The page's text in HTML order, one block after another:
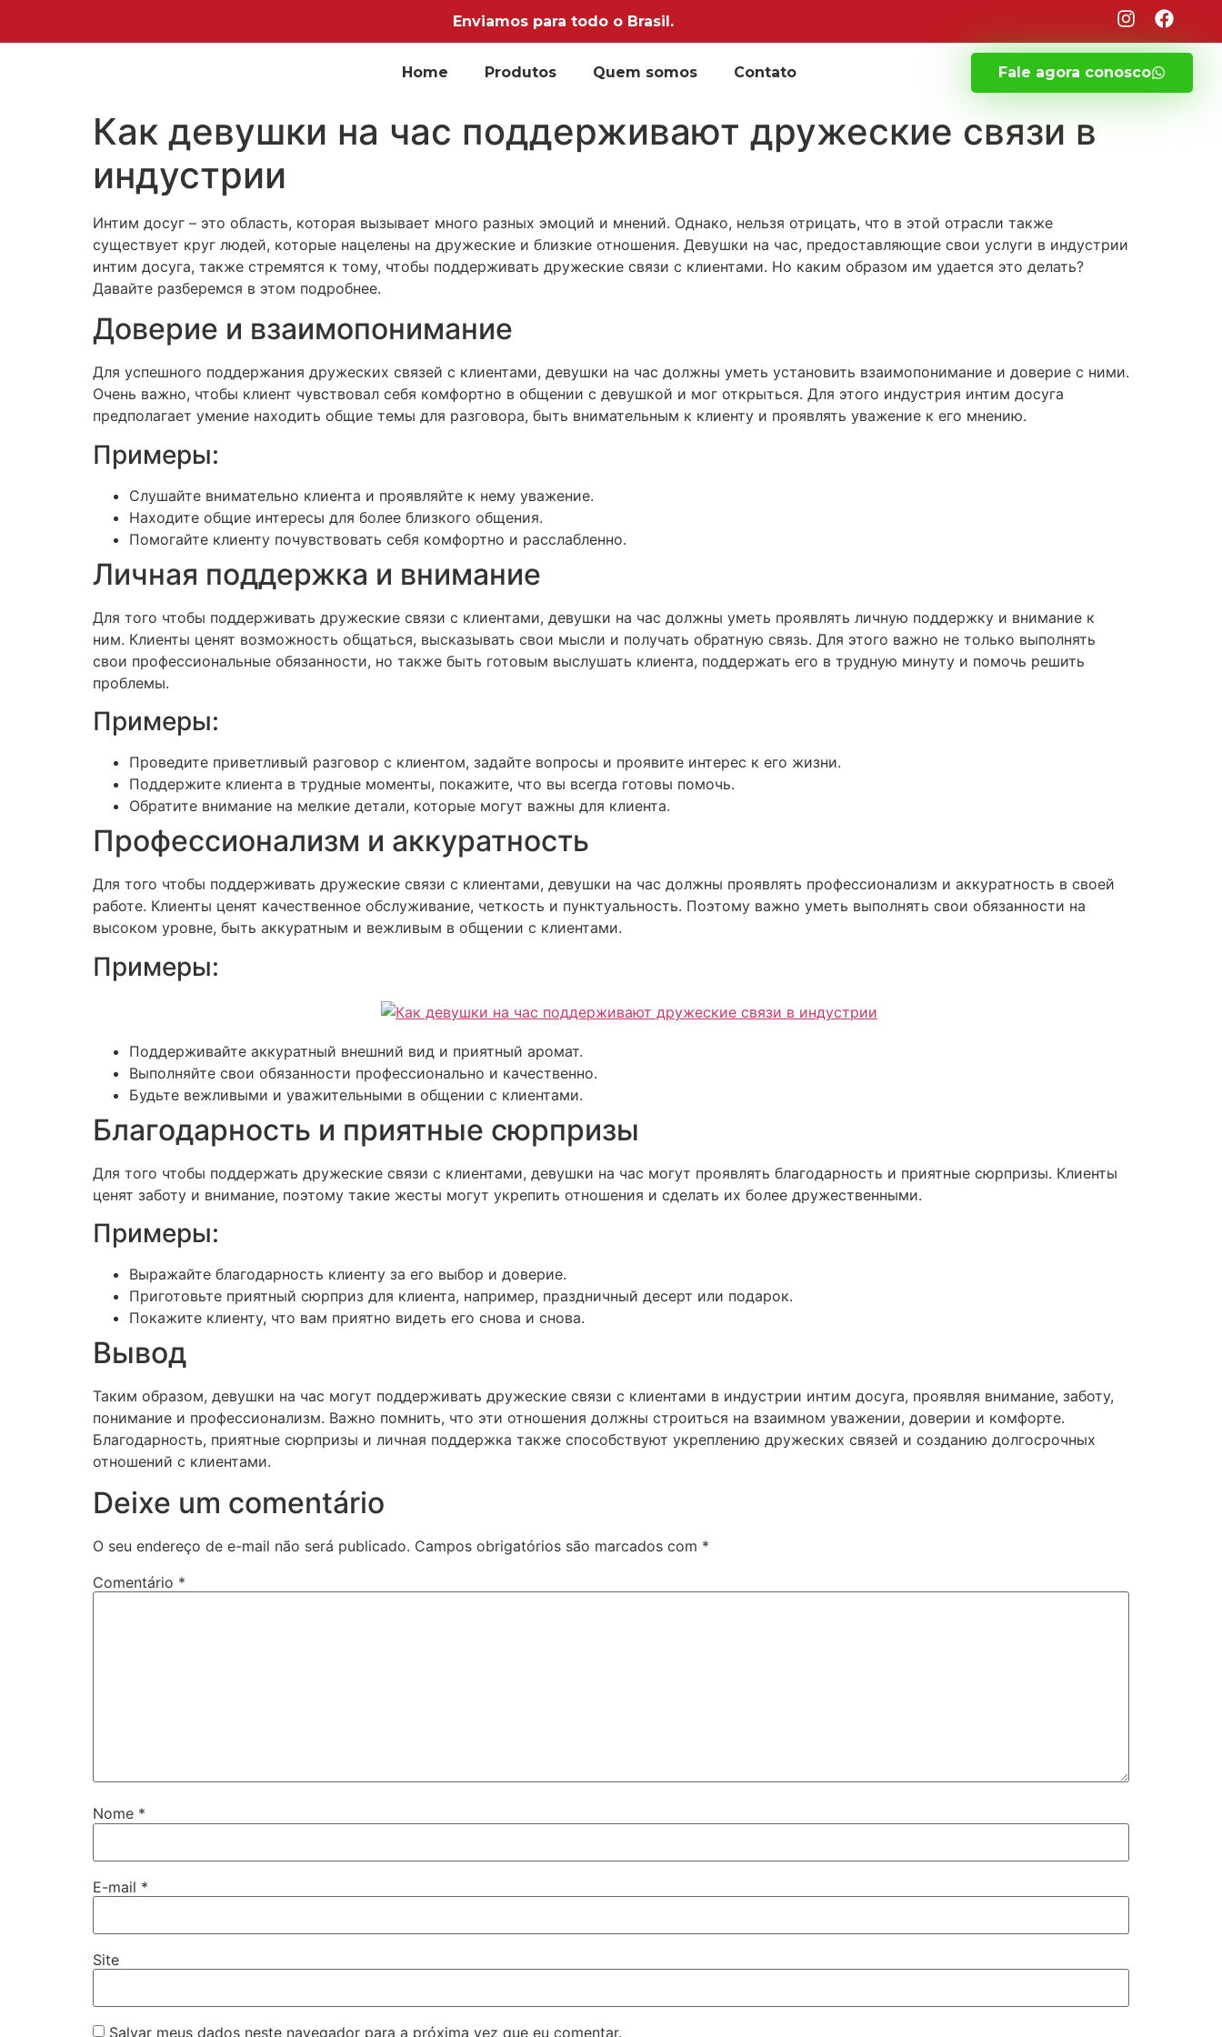
Enviamos para todo o Brasil.
Home Produtos Quem somos Contato Fale agora conosco
Как девушки на час поддерживают дружеские связи в
индустрии
Интим досуг – это область, которая вызывает много разных эмоций и мнений. Однако, нельзя отрицать, что в этой отрасли также
существует круг людей, которые нацелены на дружеские и близкие отношения. Девушки на час, предоставляющие свои услуги в индустрии
интим досуга, также стремятся к тому, чтобы поддерживать дружеские связи с клиентами. Но каким образом им удается это делать?
Давайте разберемся в этом подробнее.
Доверие и взаимопонимание
Для успешного поддержания дружеских связей с клиентами, девушки на час должны уметь установить взаимопонимание и доверие с ними.
Очень важно, чтобы клиент чувствовал себя комфортно в общении с девушкой и мог открыться. Для этого индустрия интим досуга
предполагает умение находить общие темы для разговора, быть внимательным к клиенту и проявлять уважение к его мнению.
Примеры:
Слушайте внимательно клиента и проявляйте к нему уважение.
Находите общие интересы для более близкого общения.
Помогайте клиенту почувствовать себя комфортно и расслабленно.
Личная поддержка и внимание
Для того чтобы поддерживать дружеские связи с клиентами, девушки на час должны уметь проявлять личную поддержку и внимание к
ним. Клиенты ценят возможность общаться, высказывать свои мысли и получать обратную связь. Для этого важно не только выполнять
свои профессиональные обязанности, но также быть готовым выслушать клиента, поддержать его в трудную минуту и помочь решить
проблемы.
Примеры:
Проведите приветливый разговор с клиентом, задайте вопросы и проявите интерес к его жизни.
Поддержите клиента в трудные моменты, покажите, что вы всегда готовы помочь.
Обратите внимание на мелкие детали, которые могут важны для клиента.
Профессионализм и аккуратность
Для того чтобы поддерживать дружеские связи с клиентами, девушки на час должны проявлять профессионализм и аккуратность в своей
работе. Клиенты ценят качественное обслуживание, четкость и пунктуальность. Поэтому важно уметь выполнять свои обязанности на
высоком уровне, быть аккуратным и вежливым в общении с клиентами.
Примеры:
Поддерживайте аккуратный внешний вид и приятный аромат.
Выполняйте свои обязанности профессионально и качественно.
Будьте вежливыми и уважительными в общении с клиентами.
Благодарность и приятные сюрпризы
Для того чтобы поддержать дружеские связи с клиентами, девушки на час могут проявлять благодарность и приятные сюрпризы. Клиенты
ценят заботу и внимание, поэтому такие жесты могут укрепить отношения и сделать их более дружественными.
Примеры:
Выражайте благодарность клиенту за его выбор и доверие.
Приготовьте приятный сюрприз для клиента, например, праздничный десерт или подарок.
Покажите клиенту, что вам приятно видеть его снова и снова.
Вывод
Таким образом, девушки на час могут поддерживать дружеские связи с клиентами в индустрии интим досуга, проявляя внимание, заботу,
понимание и профессионализм. Важно помнить, что эти отношения должны строиться на взаимном уважении, доверии и комфорте.
Благодарность, приятные сюрпризы и личная поддержка также способствуют укреплению дружеских связей и созданию долгосрочных
отношений с клиентами.
Deixe um comentário
O seu endereço de e-mail não será publicado. Campos obrigatórios são marcados com *
Comentário *
Nome *
E-mail *
Site
Salvar meus dados neste navegador para a próxima vez que eu comentar.